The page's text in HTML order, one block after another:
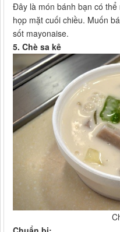
Đây là món bánh bạn có
họp mặt cuối chiều. Muốn
sốt mayonaise.
5. Chè sa kê